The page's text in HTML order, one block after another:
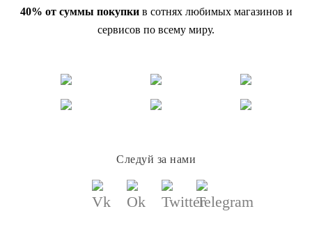
40% от суммы покупкив сотнях любимых магазинов и
сервисов по всему миру.
Следуй за нами